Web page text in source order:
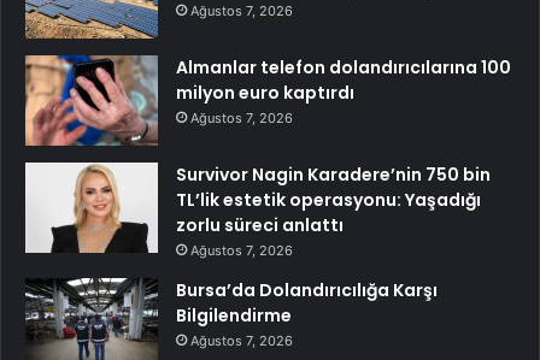
Ağustos 7, 2026
Almanlar telefon dolandırıcılarına 100
milyon euro kaptırdı
Ağustos 7, 2026
Survivor Nagin Karadere’nin 750 bin
TL’lik estetik operasyonu: Yaşadığı
zorlu süreci anlattı
Ağustos 7, 2026
Bursa’da Dolandırıcılığa Karşı
Bilgilendirme
Ağustos 7, 2026